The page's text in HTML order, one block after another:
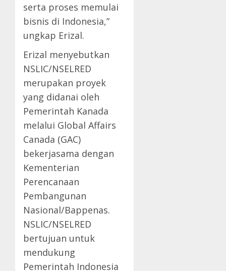
serta proses memulai
bisnis di Indonesia,”
ungkap Erizal.
Erizal menyebutkan
NSLIC/NSELRED
merupakan proyek
yang didanai oleh
Pemerintah Kanada
melalui Global Affairs
Canada (GAC)
bekerjasama dengan
Kementerian
Perencanaan
Pembangunan
Nasional/Bappenas.
NSLIC/NSELRED
bertujuan untuk
mendukung
Pemerintah Indonesia